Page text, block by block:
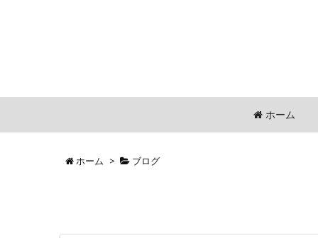
ホーム
ホーム > ブログ